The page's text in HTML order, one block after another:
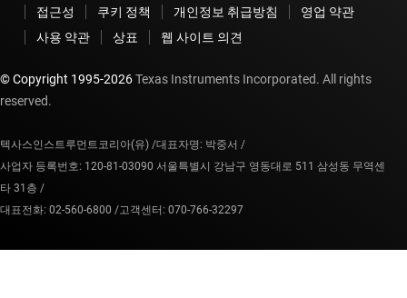
접근성 쿠키 정책 개인정보 취급방침
영업 약관
사용 약관
상표 웹 사이트 의견
© Copyright 1995-2026Texas Instruments Incorporated. All rights
reserved.
텍사스인스트루먼트코리아(유) /대표자명: 박중서 /
사업자 등록번호: 120-81-03090 서울특별시 강남구 영동대로 511 삼성동 무역센
타 31층 /
대표전화: 02-560-6800 /고객센터: 070-766-32297